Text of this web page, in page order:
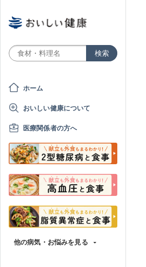
ホーム
おいしい健康について
医療関係者の方へ
他の病気・お悩みを見る